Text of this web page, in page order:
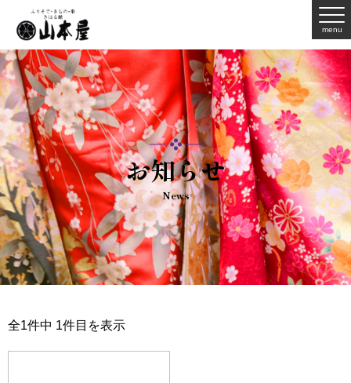
menu
お知らせ
News
全1件中 1件目を表示